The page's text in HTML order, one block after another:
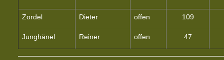
Zordel Dieter offen 109
Junghänel Reiner offen 47